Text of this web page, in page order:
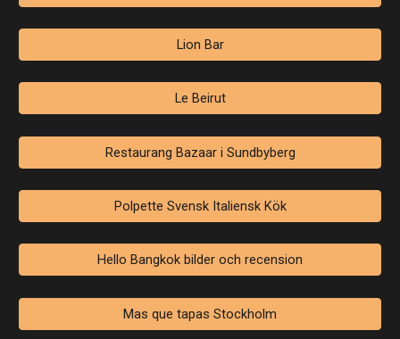
Lion Bar
Le Beirut
Restaurang Bazaar i Sundbyberg
Polpette Svensk Italiensk Kök
Hello Bangkok bilder och recension
Mas que tapas Stockholm